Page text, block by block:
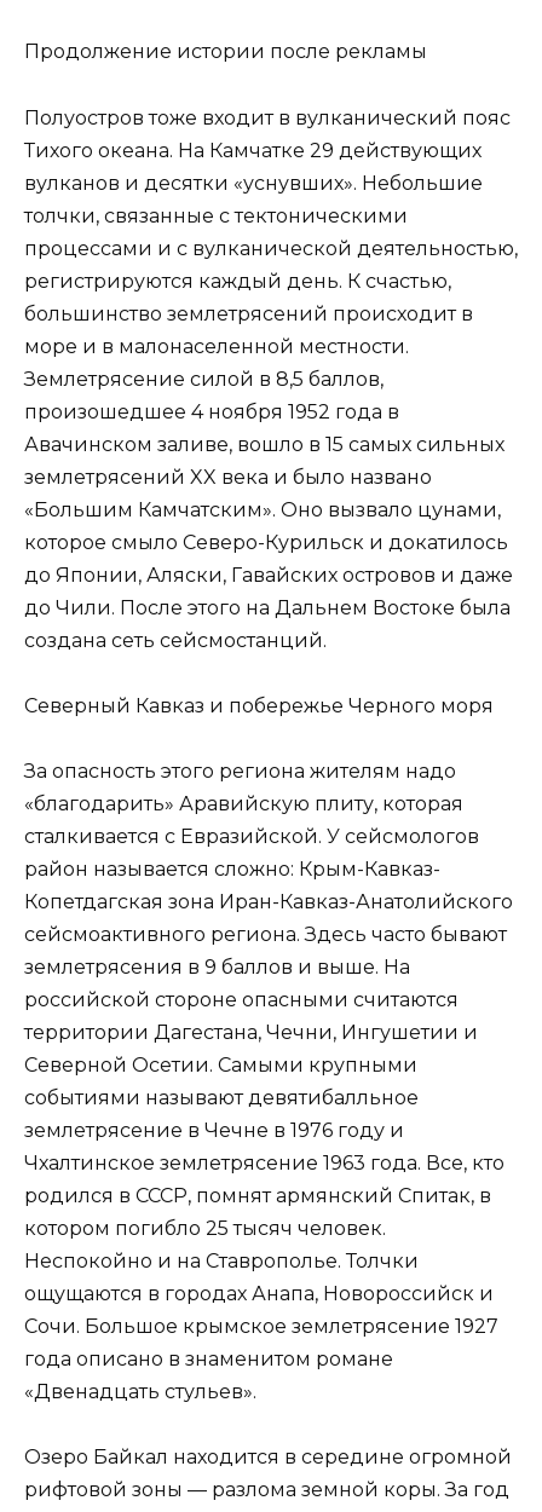
Продолжение истории после рекламы
Полуостров тоже входит в вулканический пояс
Тихого океана. На Камчатке 29 действующих
вулканов и десятки «уснувших». Небольшие
толчки, связанные с тектоническими
процессами и с вулканической деятельностью,
регистрируются каждый день. К счастью,
большинство землетрясений происходит в
море и в малонаселенной местности.
Землетрясение силой в 8,5 баллов,
произошедшее 4 ноября 1952 года в
Авачинском заливе, вошло в 15 самых сильных
землетрясений XX века и было названо
«Большим Камчатским». Оно вызвало цунами,
которое смыло Северо-Курильск и докатилось
до Японии, Аляски, Гавайских островов и даже
до Чили. После этого на Дальнем Востоке была
создана сеть сейсмостанций.
Северный Кавказ и побережье Черного моря
За опасность этого региона жителям надо
«благодарить» Аравийскую плиту, которая
сталкивается с Евразийской. У сейсмологов
район называется сложно: Крым-Кавказ-
Копетдагская зона Иран-Кавказ-Анатолийского
сейсмоактивного региона. Здесь часто бывают
землетрясения в 9 баллов и выше. На
российской стороне опасными считаются
территории Дагестана, Чечни, Ингушетии и
Северной Осетии. Самыми крупными
событиями называют девятибалльное
землетрясение в Чечне в 1976 году и
Чхалтинское землетрясение 1963 года. Все, кто
родился в СССР, помнят армянский Спитак, в
котором погибло 25 тысяч человек.
Неспокойно и на Ставрополье. Толчки
ощущаются в городах Анапа, Новороссийск и
Сочи. Большое крымское землетрясение 1927
года описано в знаменитом романе
«Двенадцать стульев».
Озеро Байкал находится в середине огромной
рифтовой зоны — разлома земной коры. За год